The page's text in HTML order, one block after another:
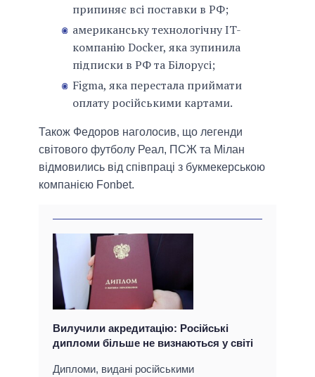
припиняє всі поставки в РФ;
американську технологічну IT-
компанію Docker, яка зупинила
підписки в РФ та Білорусі;
Figma, яка перестала приймати
оплату російськими картами.
Також Федоров наголосив, що легенди
світового футболу Реал, ПСЖ та Мілан
відмовились від співпраці з букмекерською
компанією Fonbet.
Вилучили акредитацію: Російські
дипломи більше не визнаються у світі
Дипломи, видані російськими